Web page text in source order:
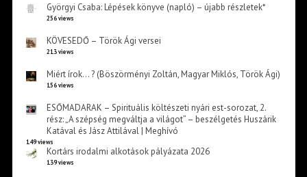
Györgyi Csaba: Lépések könyve (napló) – újabb részletek*
256 views
KÖVESEDŐ – Török Ági versei
213 views
Miért írok… ? (Böszörményi Zoltán, Magyar Miklós, Török Ági)
156 views
ESŐMADARAK – Spirituális költészeti nyári est-sorozat, 2.
rész: „A szépség megváltja a világot” – beszélgetés Huszárik
Katával és Jász Attilával | Meghívó
149 views
Kortárs irodalmi alkotások pályázata 2026
139 views